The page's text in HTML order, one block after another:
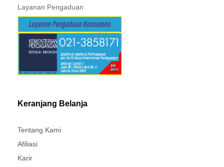
Layanan Pengaduan
Keranjang Belanja
Tentang Kami
Afiliasi
Karir